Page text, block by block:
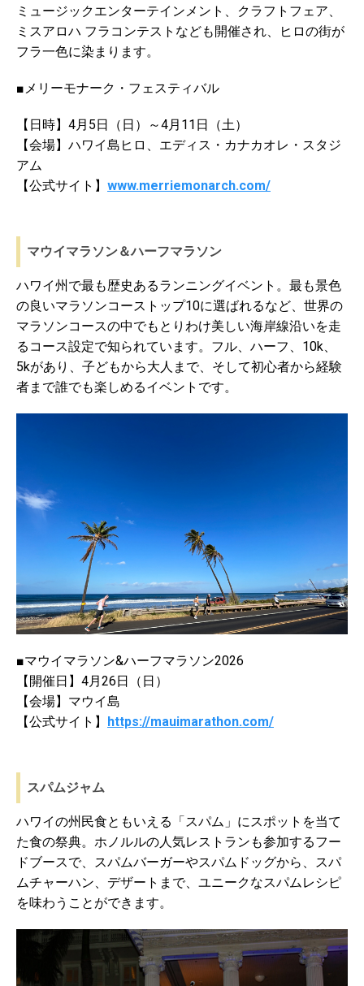
ミュージックエンターテインメント、クラフトフェア、
ミスアロハ フラコンテストなども開催され、ヒロの街が
フラ一色に染まります。
■メリーモナーク・フェスティバル
【日時】4月5日（日）～4月11日（土）
【会場】ハワイ島ヒロ、エディス・カナカオレ・スタジ
アム
【公式サイト】 www.merriemonarch.com/
マウイマラソン＆ハーフマラソン
ハワイ州で最も歴史あるランニングイベント。最も景色
の良いマラソンコーストップ10に選ばれるなど、世界の
マラソンコースの中でもとりわけ美しい海岸線沿いを走
るコース設定で知られています。フル、ハーフ、10k、
5kがあり、子どもから大人まで、そして初心者から経験
者まで誰でも楽しめるイベントです。
■マウイマラソン&ハーフマラソン2026
【開催日】4月26日（日）
【会場】マウイ島
【公式サイト】
https://mauimarathon.com/
スパムジャム
ハワイの州民食ともいえる「スパム」にスポットを当て
た食の祭典。ホノルルの人気レストランも参加するフー
ドブースで、スパムバーガーやスパムドッグから、スパ
ムチャーハン、デザートまで、ユニークなスパムレシピ
を味わうことができます。